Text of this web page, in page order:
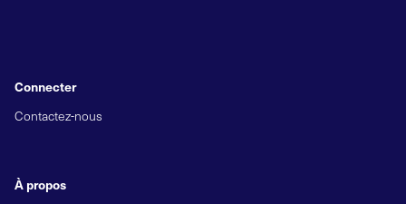
À propos
Connecter
Contactez-nous